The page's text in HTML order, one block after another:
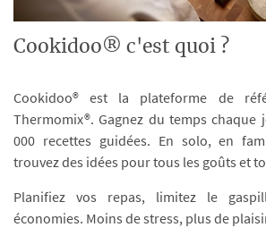
Cookidoo® c'est quoi ?
Cookidoo® est la plateforme de
Thermomix®. Gagnez du temps chaque
000 recettes guidées. En solo, en
trouvez des idées pour tous les goûts et
Planifiez vos repas, limitez le
économies. Moins de stress, plus de